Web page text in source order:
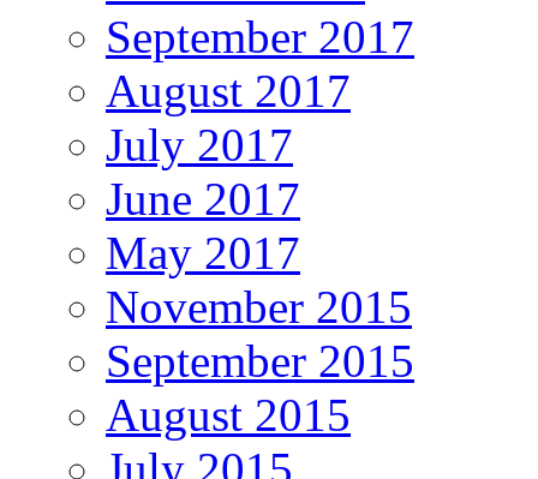
September 2017
August 2017
July 2017
June 2017
May 2017
November 2015
September 2015
August 2015